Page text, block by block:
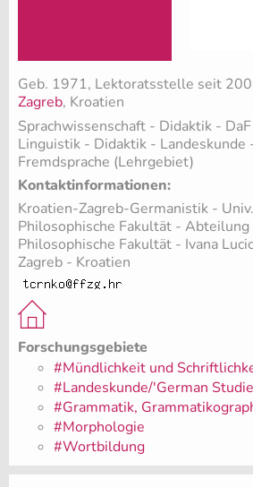
Geb. 1971, Lektoratsstelle seit
Zagreb, Kroatien
Sprachwissenschaft - Didaktik -
Linguistik - Didaktik - Landeskunde
Fremdsprache (Lehrgebiet)
Kontaktinformationen:
Kroatien-Zagreb-Germanistik -
Philosophische Fakultät -
Philosophische Fakultät - Ivana
Zagreb - Kroatien
Forschungsgebiete
#Mündlichkeit und
#Landeskunde/'German
#Grammatik,
#Morphologie
#Wortbildung